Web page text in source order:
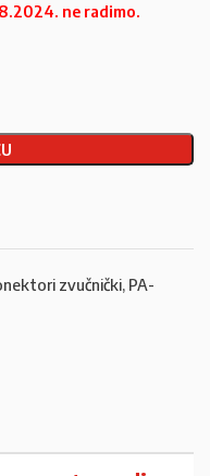
ne radimo.
zvučnički, PA-